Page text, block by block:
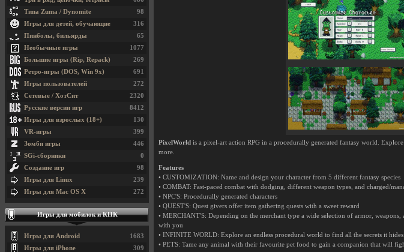
PixelWorld is a pixel-art action RPG in a procedurally generated fantasy world.
more.
Features
• CUSTOMIZATION: Name and design your character from 5 different fantasy species
• COMBAT: Fast-paced combat with dodging, different weapon types, and charged/
• NPC'S: Procedurally generated characters
• QUEST'S: Quest givers offer item gathering quests with a sweet reward
• MERCHANT'S: Depending on the merchant type a wide selection of armor,
with you
• INFINITE WORLD: Explore an endless procedural world to find all the secrets it hides
• PETS: Tame any animal with their favourite pet food to gain a companion that will
98
Типа Zuma / Dynomite
316
Игры для детей, обучающие
65
Пинболы, бильярды
1077
Необычные игры
269
Большие игры (Rip, Repack)
691
Ретро-игры (DOS, Win 9x)
272
Игры пользователей
2320
Сетевые / ХотСит
8412
Русские версии игр
130
Игры для взрослых (18+)
399
VR-игры
446
Зомби игры
0
SGi-сборники
98
Создание игр
239
Игры для Linux
272
Игры для Mac OS X
Игры для мобилок и КПК
1683
Игры для Android
309
Игры для iPhone